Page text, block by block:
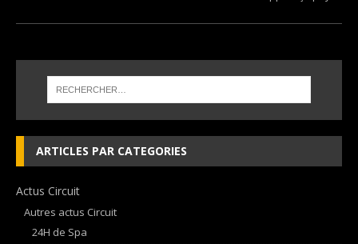
ARTICLES PAR CATEGORIES
Actus Circuit
Autres actus Circuit
24H de Spa